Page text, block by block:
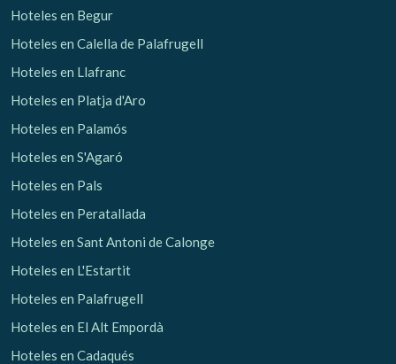
Hoteles en Begur
Hoteles en Calella de Palafrugell
Hoteles en Llafranc
Hoteles en Platja d'Aro
Hoteles en Palamós
Hoteles en S'Agaró
Hoteles en Pals
Hoteles en Peratallada
Hoteles en Sant Antoni de Calonge
Hoteles en L'Estartit
Hoteles en Palafrugell
Hoteles en El Alt Empordà
Hoteles en Cadaqués